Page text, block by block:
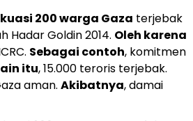
200 warga Gaza terjebak
Hadar Goldin 2014. Oleh karena
Sebagai contoh, komitmen
itu, 15.000 teroris terjebak.
aman. Akibatnya, damai